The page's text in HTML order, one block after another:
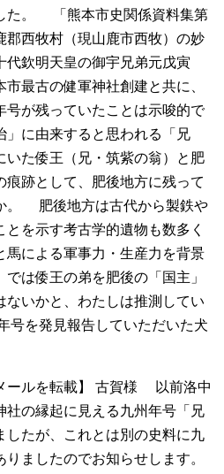
。
「熊本市史関係資料集第
郡西牧村（現山鹿市西牧）の妙
代欽明天皇の御宇兄弟元戊寅
最古の健軍神社創建と共に、
号が残っていたことは示唆的で
」に由来すると思われる「兄
いた倭王（兄・筑紫の翁）と肥
跡として、肥後地方に残って
肥後地方は古代から製鉄や
を示す考古学的遺物も数多く
馬による軍事力・生産力を背景
は倭王の弟を肥後の「国主」
ないかと、わたしは推測してい
を発見報告していただいた犬
ールを転載】 古賀様 以前洛中
社の縁起に見える九州年号「兄
したが、これとは別の史料に九
ましたのでお知らせします。